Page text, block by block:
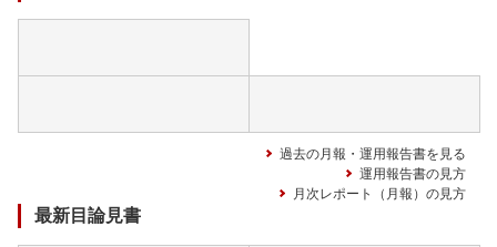
過去の月報・運用報告書を見る
運用報告書の見方
月次レポート（月報）の見方
最新目論見書